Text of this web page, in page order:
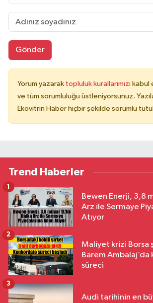
Gönder
Yorum yazarak topluluk kurallarımızı kabul
ve tüm sorumluluğu üstleniyorsunuz.
Ekovitrin Haber hiçbir şekilde sorumlu
Trend Haberler
Bewen Enerji, 3,8
Arz ile Sermaye
Atıyor
1
Maliyet krizi Borsa
Barem
süreci
2
Audi tarihinin en
3